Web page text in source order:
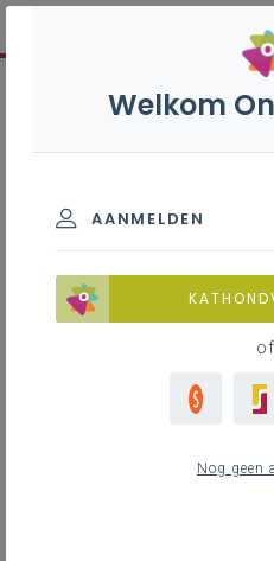
Welkom
AANMELDEN
of
Nog geen